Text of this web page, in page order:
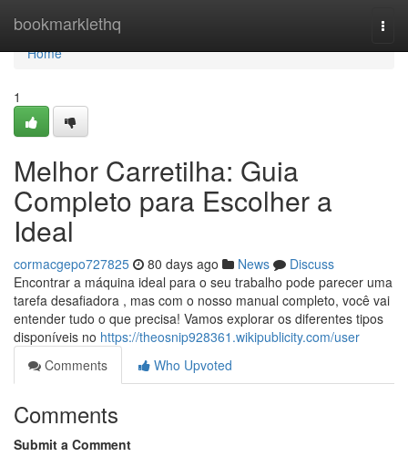
bookmarklethq
Home
Home
1
Melhor Carretilha: Guia
Completo para Escolher a
Ideal
cormacgepo727825 80 days ago News
Discuss
Encontrar a máquina ideal para o seu trabalho pode parecer uma
tarefa desafiadora , mas com o nosso manual completo, você vai
entender tudo o que precisa! Vamos explorar os diferentes tipos
disponíveis no https://theosnip928361.wikipublicity.com/user
Comments
Who Upvoted
Comments
Submit a Comment